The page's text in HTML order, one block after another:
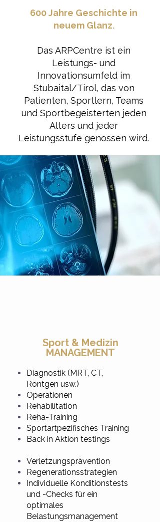
600 Jahre Geschichte in
neuem Glanz.
Das ARPCentre ist ein
Leistungs- und
Innovationsumfeld im
Stubaital/Tirol, das von
Patienten, Sportlern, Teams
und Sportbegeisterten jeden
Alters und jeder
Leistungsstufe genossen wird.
Sport & Medizin
MANAGEMENT
Diagnostik (MRT, CT,
Röntgen usw.)
Operationen
Rehabilitation
Reha-Training
Sportartpezifisches Training
Back in Aktion testings
Verletzungsprävention
Regenerationsstrategien
Individuelle Konditionstests
und -Checks für ein
optimales
Belastungsmanagement